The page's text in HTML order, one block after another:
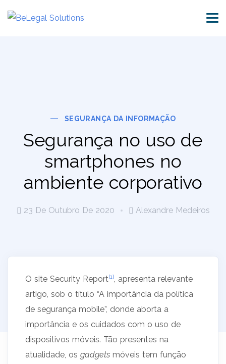
SEGURANÇA DA INFORMAÇÃO
Segurança no uso de
smartphones no
ambiente corporativo
23 De Outubro De 2020 Alexandre Medeiros
O site Security Report[1], apresenta relevante
artigo, sob o título “A importância da política
de segurança mobile”, donde aborta a
importância e os cuidados com o uso de
dispositivos móveis. Tão presentes na
atualidade, os gadgets móveis tem função